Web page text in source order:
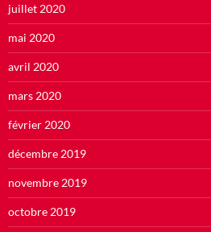
juillet 2020
mai 2020
avril 2020
mars 2020
février 2020
décembre 2019
novembre 2019
octobre 2019